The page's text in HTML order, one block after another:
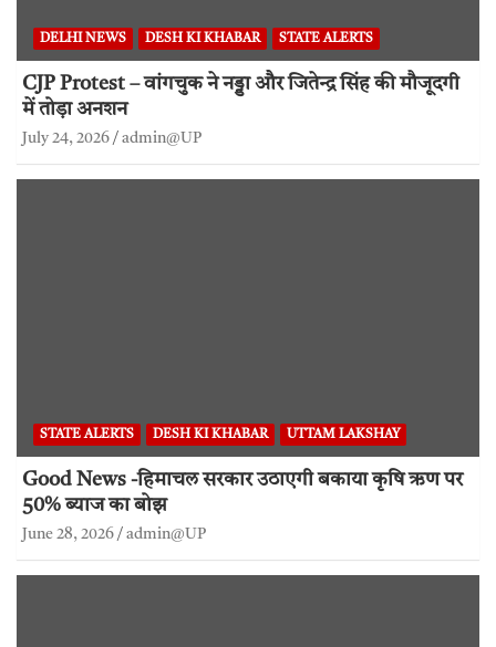
DELHI NEWS DESH KI KHABAR STATE ALERTS
CJP Protest – वांगचुक ने नड्डा और जितेन्द्र सिंह की मौजूदगी
में तोड़ा अनशन
July 24, 2026 admin@UP
STATE ALERTS DESH KI KHABAR UTTAM LAKSHAY
Good News -हिमाचल सरकार उठाएगी बकाया कृषि ऋण पर
50% ब्याज का बोझ
June 28, 2026 admin@UP